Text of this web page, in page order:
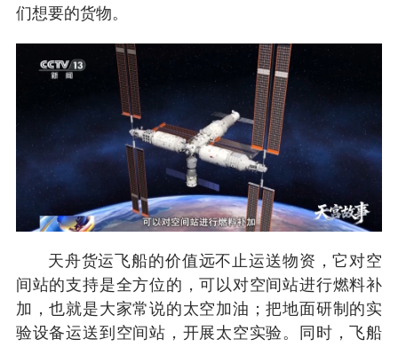
们想要的货物。
天舟货运飞船的价值远不止运送物资，它对空
间站的支持是全方位的，可以对空间站进行燃料补
加，也就是大家常说的太空加油；把地面研制的实
验设备运送到空间站，开展太空实验。同时，飞船